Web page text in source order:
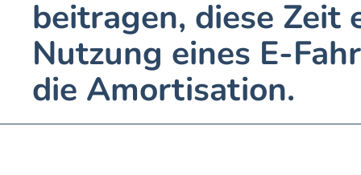
beitragen, diese Zeit
Nutzung eines E-
die Amortisation.